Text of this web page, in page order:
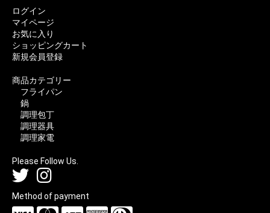
ログイン
マイページ
お気に入り
ショッピングカート
新規会員登録
商品カテゴリー
フライパン
鍋
調理包丁
調理器具
調理家電
Please Follow Us.
Method of payment